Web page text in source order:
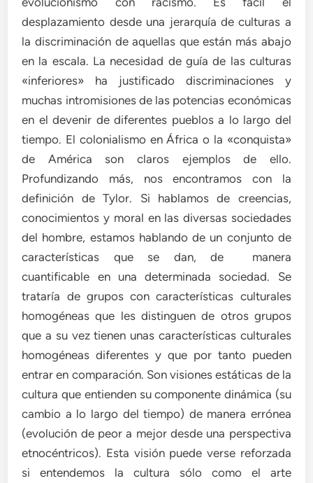
desplazamiento desde una jerarquía de culturas a
la discriminación de aquellas que están más abajo
en la escala. La necesidad de guía de las culturas
«inferiores» ha justificado discriminaciones y
muchas intromisiones de las potencias económicas
en el devenir de diferentes pueblos a lo largo del
tiempo. El colonialismo en África o la «conquista»
de América son claros ejemplos de ello.
Profundizando más, nos encontramos con la
definición de Tylor. Si hablamos de creencias,
conocimientos y moral en las diversas sociedades
del hombre, estamos hablando de un conjunto de
características que se dan, de manera
cuantificable en una determinada sociedad. Se
trataría de grupos con características culturales
homogéneas que les distinguen de otros grupos
que a su vez tienen unas características culturales
homogéneas diferentes y que por tanto pueden
entrar en comparación. Son visiones estáticas de la
cultura que entienden su componente dinámica (su
cambio a lo largo del tiempo) de manera errónea
(evolución de peor a mejor desde una perspectiva
etnocéntricos). Esta visión puede verse reforzada
si entendemos la cultura sólo como el arte